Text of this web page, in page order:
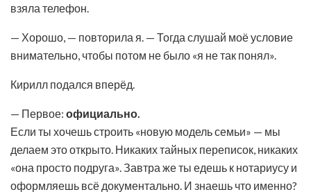
взяла телефон.
— Хорошо, — повторила я. — Тогда слушай моё условие
внимательно, чтобы потом не было «я не так понял».
Кирилл подался вперёд.
— Первое: официально.
Если ты хочешь строить «новую модель семьи» — мы
делаем это открыто. Никаких тайных переписок, никаких
«она просто подруга». Завтра же ты едешь к нотариусу и
оформляешь всё документально. И знаешь что именно?